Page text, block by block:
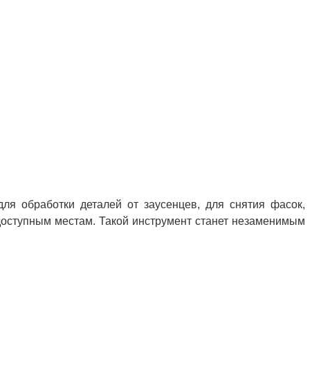
обработки деталей от заусенцев, для снятия фасок,
местам. Такой инструмент станет незаменимым